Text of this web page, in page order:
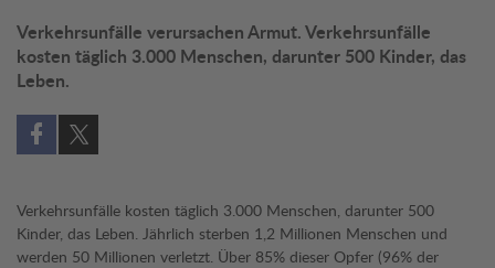
Verkehrsunfälle verursachen Armut. Verkehrsunfälle
kosten täglich 3.000 Menschen, darunter 500 Kinder, das
Leben.
Auf Facebook teilen (öffnet in neuem Fenster)
Auf X teilen (öffnet in neuem Fenster)
Verkehrsunfälle kosten täglich 3.000 Menschen, darunter 500
Kinder, das Leben. Jährlich sterben 1,2 Millionen Menschen und
werden 50 Millionen verletzt. Über 85% dieser Opfer (96% der